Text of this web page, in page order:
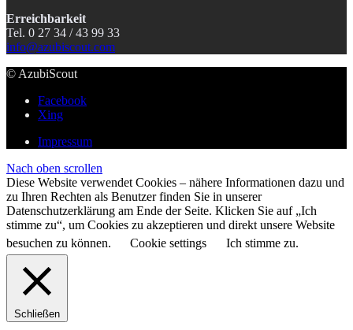
Erreichbarkeit
Tel. 0 27 34 / 43 99 33
info@azubiscout.com
© AzubiScout
Facebook
Xing
Impressum
Nach oben scrollen
Diese Website verwendet Cookies – nähere Informationen dazu und
zu Ihren Rechten als Benutzer finden Sie in unserer
Datenschutzerklärung am Ende der Seite. Klicken Sie auf „Ich
stimme zu“, um Cookies zu akzeptieren und direkt unsere Website
besuchen zu können.
Cookie settings Ich stimme zu.
Schließen